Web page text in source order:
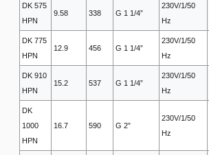
DK 575
HPN
9.58 338 G 1 1/4”
230V/1/50
Hz
DK 775
HPN
12.9 456 G 1 1/4”
230V/1/50
Hz
DK 910
HPN
15.2 537 G 1 1/4”
230V/1/50
Hz
DK
1000
HPN
16.7 590 G 2”
230V/1/50
Hz